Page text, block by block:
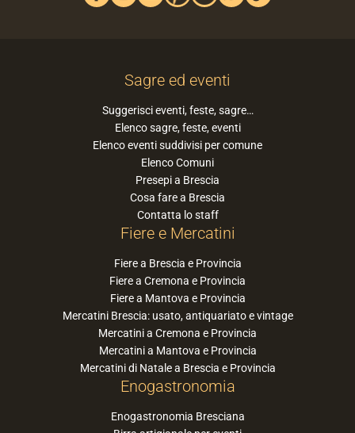
Sagre ed eventi
Suggerisci eventi, feste, sagre…
Elenco sagre, feste, eventi
Elenco eventi suddivisi per comune
Elenco Comuni
Presepi a Brescia
Cosa fare a Brescia
Contatta lo staff
Fiere e Mercatini
Fiere a Brescia e Provincia
Fiere a Cremona e Provincia
Fiere a Mantova e Provincia
Mercatini Brescia: usato, antiquariato e vintage
Mercatini a Cremona e Provincia
Mercatini a Mantova e Provincia
Mercatini di Natale a Brescia e Provincia
Enogastronomia
Enogastronomia Bresciana